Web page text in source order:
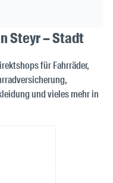
Steyr – Stadt
für Fahrräder,
und vieles mehr in